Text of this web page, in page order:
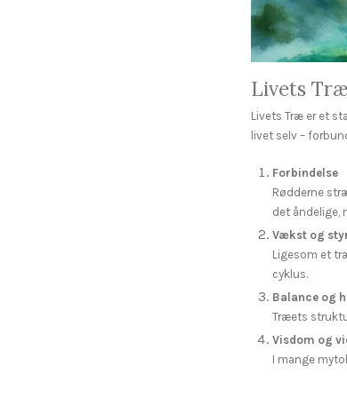
Livets
Livets Træ er et
livet selv –
Forbindelse
Rødderne
det åndelige,
Vækst og
Ligesom et
cyklus.
Balance og
Træets
Visdom og
I mange